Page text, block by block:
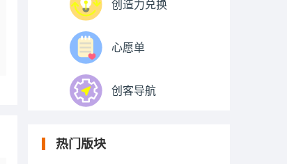
创造力兑换
心愿单
创客导航
热门版块